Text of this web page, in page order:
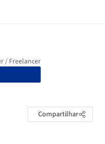
Compartilhar